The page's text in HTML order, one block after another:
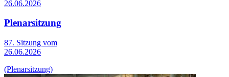
26.06.2026
Plenarsitzung
87. Sitzung vom
26.06.2026
(Plenarsitzung)